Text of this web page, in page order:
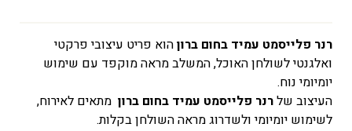
רנר פלייסמט עמיד בחום ברוןהוא פריט עיצובי פרקטי
ואלגנטי לשולחן האוכל, המשלב מראה מוקפד עם שימוש
יומיומי נוח.
העיצוב שלרנר פלייסמט עמיד בחום ברון מתאים לאירוח,
לשימוש יומיומי ולשדרוג מראה השולחן בקלות.